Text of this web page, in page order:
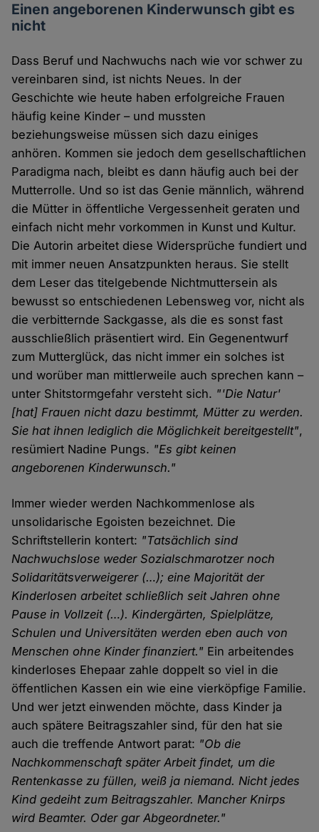
Einen angeborenen Kinderwunsch gibt es
nicht
Dass Beruf und Nachwuchs nach wie vor schwer zu
vereinbaren sind, ist nichts Neues. In der
Geschichte wie heute haben erfolgreiche Frauen
häufig keine Kinder – und mussten
beziehungsweise müssen sich dazu einiges
anhören. Kommen sie jedoch dem gesellschaftlichen
Paradigma nach, bleibt es dann häufig auch bei der
Mutterrolle. Und so ist das Genie männlich, während
die Mütter in öffentliche Vergessenheit geraten und
einfach nicht mehr vorkommen in Kunst und Kultur.
Die Autorin arbeitet diese Widersprüche fundiert und
mit immer neuen Ansatzpunkten heraus. Sie stellt
dem Leser das titelgebende Nichtmuttersein als
bewusst so entschiedenen Lebensweg vor, nicht als
die verbitternde Sackgasse, als die es sonst fast
ausschließlich präsentiert wird. Ein Gegenentwurf
zum Mutterglück, das nicht immer ein solches ist
und worüber man mittlerweile auch sprechen kann –
unter Shitstormgefahr versteht sich. "'Die Natur'
[hat] Frauen nicht dazu bestimmt, Mütter zu werden.
Sie hat ihnen lediglich die Möglichkeit bereitgestellt",
resümiert Nadine Pungs. "Es gibt keinen
angeborenen Kinderwunsch."
Immer wieder werden Nachkommenlose als
unsolidarische Egoisten bezeichnet. Die
Schriftstellerin kontert: "Tatsächlich sind
Nachwuchslose weder Sozialschmarotzer noch
Solidaritätsverweigerer (…); eine Majorität der
Kinderlosen arbeitet schließlich seit Jahren ohne
Pause in Vollzeit (…). Kindergärten, Spielplätze,
Schulen und Universitäten werden eben auch von
Menschen ohne Kinder finanziert." Ein arbeitendes
kinderloses Ehepaar zahle doppelt so viel in die
öffentlichen Kassen ein wie eine vierköpfige Familie.
Und wer jetzt einwenden möchte, dass Kinder ja
auch spätere Beitragszahler sind, für den hat sie
auch die treffende Antwort parat: "Ob die
Nachkommenschaft später Arbeit findet, um die
Rentenkasse zu füllen, weiß ja niemand. Nicht jedes
Kind gedeiht zum Beitragszahler. Mancher Knirps
wird Beamter. Oder gar Abgeordneter."